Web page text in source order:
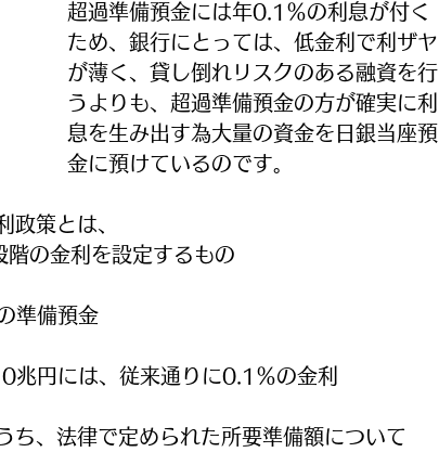
超過準備預金には年0.1％の利息が付く
ため、銀行にとっては、低金利で利ザヤ
が薄く、貸し倒れリスクのある融資を行
うよりも、超過準備預金の方が確実に利
息を生み出す為大量の資金を日銀当座預
金に預けているのです。
政策とは、
の金利を設定するもの
準備預金
兆円には、従来通りに0.1％の金利
ち、法律で定められた所要準備額について